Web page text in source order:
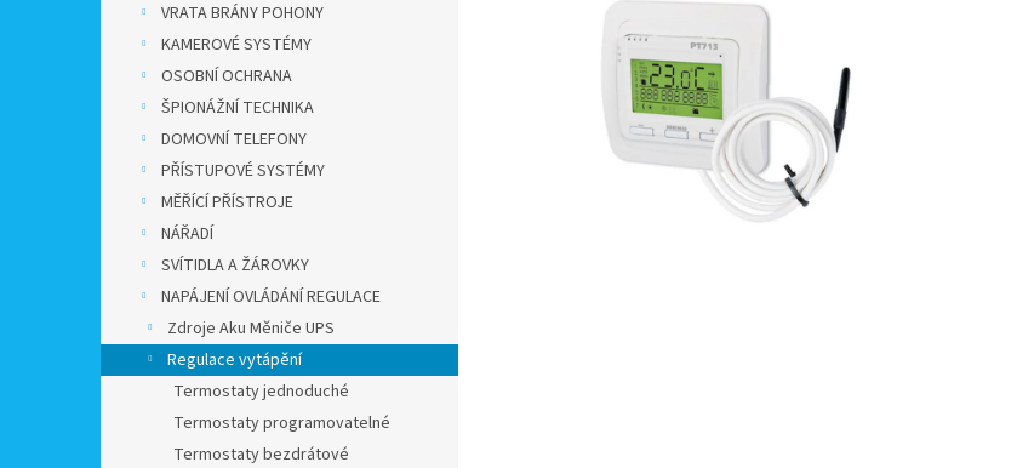
VRATA BRÁNY POHONY
KAMEROVÉ SYSTÉMY
OSOBNÍ OCHRANA
ŠPIONÁŽNÍ TECHNIKA
DOMOVNÍ TELEFONY
PŘÍSTUPOVÉ SYSTÉMY
MĚŘÍCÍ PŘÍSTROJE
NÁŘADÍ
SVÍTIDLA A ŽÁROVKY
NAPÁJENÍ OVLÁDÁNÍ REGULACE
Zdroje Aku Měniče UPS
Regulace vytápění
Termostaty jednoduché
Termostaty programovatelné
Termostaty bezdrátové